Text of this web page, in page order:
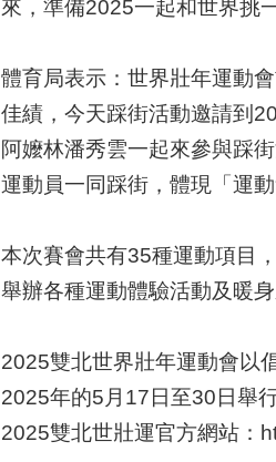
來，準備2025一起和世界挑一
體育局表示：世界壯年運動
佳績，今天踩街活動邀請到
阿嬤林潘秀雲一起來參與踩
運動員一同踩街，體現「運
本次賽會共有35種運動項目
舉辦各種運動體驗活動及暖
2025雙北世界壯年運動會以
2025年的5月17日至30日舉
2025雙北世壯運官方網站：